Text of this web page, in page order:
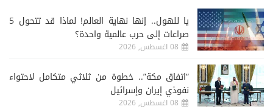
يا للهول.. إنها نهاية العالم! لماذا قد تتحول 5
صراعات إلى حرب عالمية واحدة؟
08 اغسطس, 2026
“اتفاق مكة”.. خطوة من ثلاثي متكامل لاحتواء
نفوذي إيران وإسرائيل
08 اغسطس, 2026